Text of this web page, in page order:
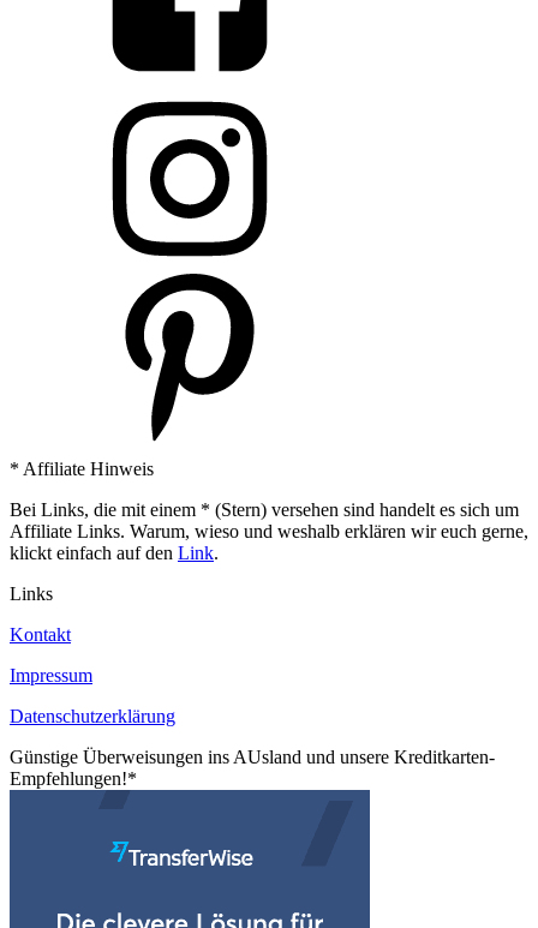
* Affiliate Hinweis
Bei Links, die mit einem * (Stern) versehen sind handelt es sich um
Affiliate Links. Warum, wieso und weshalb erklären wir euch gerne,
klickt einfach auf den Link.
Links
Kontakt
Impressum
Datenschutzerklärung
Günstige Überweisungen ins AUsland und unsere Kreditkarten-
Empfehlungen!*